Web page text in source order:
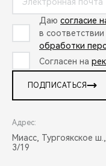
Даю согласие
в соответствии
обработки
Согласен на
ПОДПИСАТЬСЯ
Адрес:
Миасс, Тургоякское
3/19